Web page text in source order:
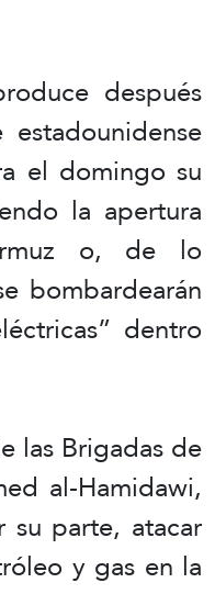
después
el domingo su
la apertura
o, de lo
bombardearán
dentro
las Brigadas de
al-Hamidawi,
parte, atacar
y gas en la